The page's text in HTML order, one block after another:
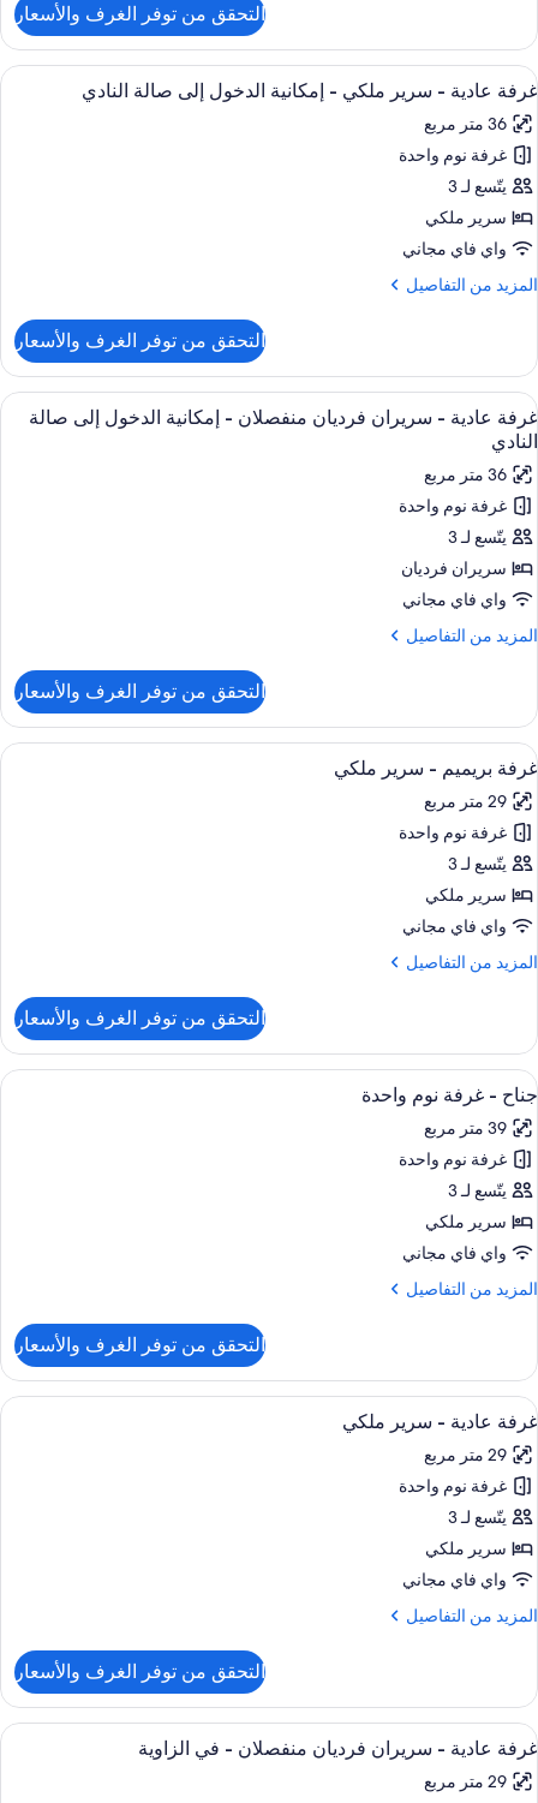
غرفة
عادية
التحقق من توفر الغرف والأسعار
استعراض
جميع
صور
غرفة
عادية
-
سرير
ملكي
-
إلى
صالة
النادي
ميني بار وخزنة داخل الغرفة ومكتب
8
غرفة عادية - سرير ملكي - إمكانية الدخول إلى صالة النادي
36 متر مربع
غرفة نوم واحدة
يتّسع لـ 3
سرير ملكي
واي فاي مجاني
المزيد من التفاصيل
المزيد
غرفة
عادية
-
سرير
ملكي
إمكانية
الدخول
إلى
صالة
التحقق من توفر الغرف والأسعار
استعراض
جميع
صور
غرفة
عادية
-
سريران
فرديان
منفصلان
الدخول
إلى
صالة
النادي
ميني بار وخزنة داخل الغرفة ومكتب
8
غرفة عادية - سريران فرديان منفصلان - إمكانية الدخول إلى صالة
النادي
36 متر مربع
غرفة نوم واحدة
يتّسع لـ 3
سريران فرديان
واي فاي مجاني
المزيد من التفاصيل
المزيد
غرفة
عادية
-
سريران
فرديان
منفصلان
إمكانية
الدخول
إلى
صالة
النادي
التحقق من توفر الغرف والأسعار
استعراض
جميع
صور
غرفة
بريميم
-
سرير
ملكي
ميني بار وخزنة داخل الغرفة ومكتب
7
غرفة بريميم - سرير ملكي
29 متر مربع
غرفة نوم واحدة
يتّسع لـ 3
سرير ملكي
واي فاي مجاني
المزيد من التفاصيل
المزيد
غرفة
بريميم
-
سرير
ملكي
التحقق من توفر الغرف والأسعار
استعراض
جميع
صور
جناح
-
غرفة
نوم
واحدة
ميني بار وخزنة داخل الغرفة ومكتب
9
جناح - غرفة نوم واحدة
39 متر مربع
غرفة نوم واحدة
يتّسع لـ 3
سرير ملكي
واي فاي مجاني
المزيد من التفاصيل
المزيد
جناح
غرفة
نوم
واحدة
التحقق من توفر الغرف والأسعار
استعراض
جميع
صور
غرفة
عادية
-
سرير
ملكي
ميني بار وخزنة داخل الغرفة ومكتب
6
غرفة عادية - سرير ملكي
29 متر مربع
غرفة نوم واحدة
يتّسع لـ 3
سرير ملكي
واي فاي مجاني
المزيد من التفاصيل
المزيد
غرفة
عادية
-
سرير
ملكي
التحقق من توفر الغرف والأسعار
استعراض
جميع
صور
ميني بار وخزنة داخل الغرفة ومكتب
6
غرفة عادية - سريران فرديان منفصلان - في الزاوية
29 متر مربع